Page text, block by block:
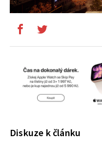
Diskuze k článku